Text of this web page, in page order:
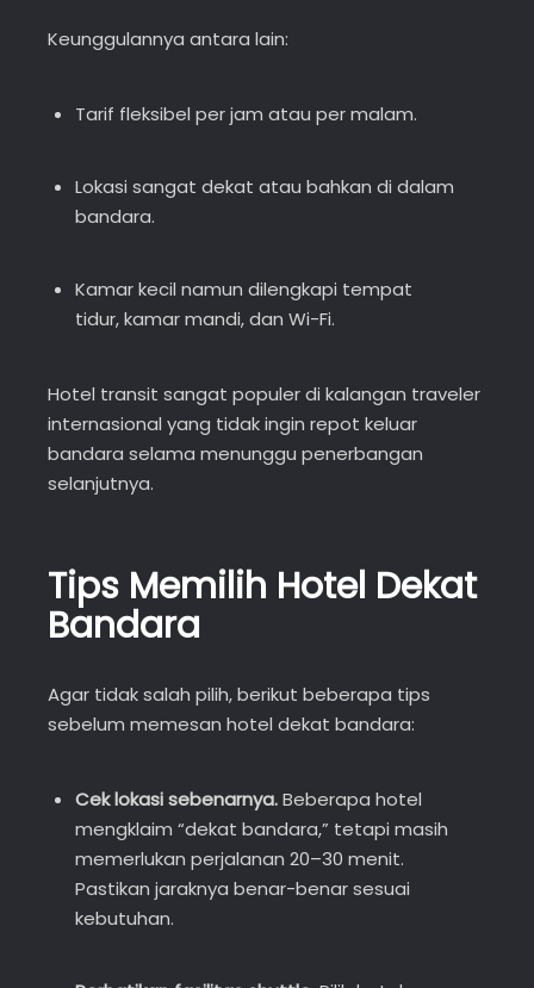
Keunggulannya antara lain:
Tarif fleksibel per jam atau per malam.
Lokasi sangat dekat atau bahkan di dalam
bandara.
Kamar kecil namun dilengkapi tempat
tidur, kamar mandi, dan Wi-Fi.
Hotel transit sangat populer di kalangan traveler
internasional yang tidak ingin repot keluar
bandara selama menunggu penerbangan
selanjutnya.
Tips Memilih Hotel Dekat
Bandara
Agar tidak salah pilih, berikut beberapa tips
sebelum memesan hotel dekat bandara:
Cek lokasi sebenarnya.Beberapa hotel
mengklaim “dekat bandara,” tetapi masih
memerlukan perjalanan 20–30 menit.
Pastikan jaraknya benar-benar sesuai
kebutuhan.